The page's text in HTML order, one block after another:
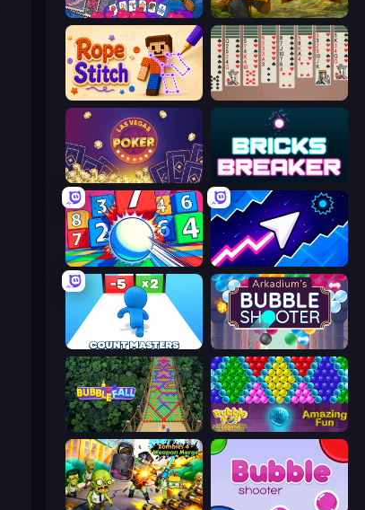
Hidden Objects Hidden Objects: Island Secrets
Rope Stitch Puzzle Spider Solitaire 2 Suits
Las Vegas Poker Bricks Breaker
Entropy Space Waves
Bubble Fall Bubble Pop Legend